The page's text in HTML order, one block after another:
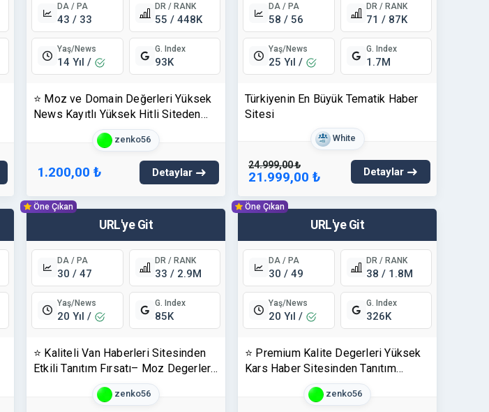
DA / PA
43 / 33
DR / RANK
55 / 448K
Yaş/News
14 Yıl /
G. Index
93K
⭐ Moz ve Domain Değerleri Yüksek
News Kayıtlı Yüksek Hitli Siteden
Tanıtım Yazısı -
https://www.yenicagri.com ! ⭐
zenko56
1.200,00 ₺ Detaylar
DA / PA
58 / 56
DR / RANK
71 / 87K
Yaş/News
25 Yıl /
G. Index
1.7M
Türkiyenin En Büyük Tematik Haber
Sitesi
White
24.999,00 ₺
21.999,00 ₺ Detaylar
Öne Çıkan
URL'ye Git
DA / PA
30 / 47
DR / RANK
33 / 2.9M
Yaş/News
20 Yıl /
G. Index
85K
⭐ Kaliteli Van Haberleri Sitesinden
Etkili Tanıtım Fırsatı– Moz Degerleri
Yüksek Etkili PR Çalışması ⭐
zenko56
Öne Çıkan
URL'ye Git
DA / PA
30 / 49
DR / RANK
38 / 1.8M
Yaş/News
20 Yıl /
G. Index
326K
⭐ Premium Kalite Degerleri Yüksek
Kars Haber Sitesinden Tanıtım
Fırsatı ⭐ Karsmanset.com
zenko56